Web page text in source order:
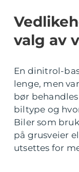
valg av
En dinitrol-
lenge, men
bør
biltype og
Biler som
på grusveier
utsettes for